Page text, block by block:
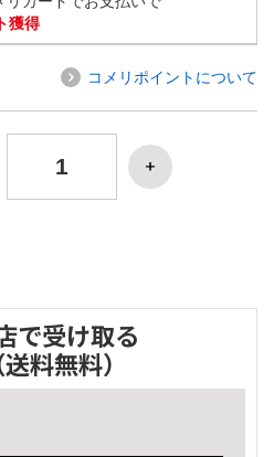
獲得
コメリポイントについて
で受け取る
送料無料）